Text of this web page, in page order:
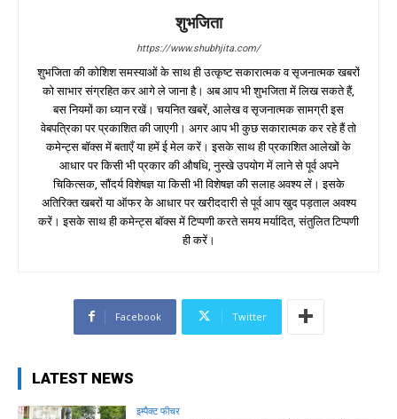
शुभजिता
https://www.shubhjita.com/
शुभजिता की कोशिश समस्याओं के साथ ही उत्कृष्ट सकारात्मक व सृजनात्मक खबरों
को साभार संग्रहित कर आगे ले जाना है। अब आप भी शुभजिता में लिख सकते हैं,
बस नियमों का ध्यान रखें। चयनित खबरें, आलेख व सृजनात्मक सामग्री इस
वेबपत्रिका पर प्रकाशित की जाएगी। अगर आप भी कुछ सकारात्मक कर रहे हैं तो
कमेन्ट्स बॉक्स में बताएँ या हमें ई मेल करें। इसके साथ ही प्रकाशित आलेखों के
आधार पर किसी भी प्रकार की औषधि, नुस्खे उपयोग में लाने से पूर्व अपने
चिकित्सक, सौंदर्य विशेषज्ञ या किसी भी विशेषज्ञ की सलाह अवश्य लें। इसके
अतिरिक्त खबरों या ऑफर के आधार पर खरीददारी से पूर्व आप खुद पड़ताल अवश्य
करें। इसके साथ ही कमेन्ट्स बॉक्स में टिप्पणी करते समय मर्यादित, संतुलित टिप्पणी
ही करें।
Facebook Twitter
LATEST NEWS
इम्पैक्ट फीचर